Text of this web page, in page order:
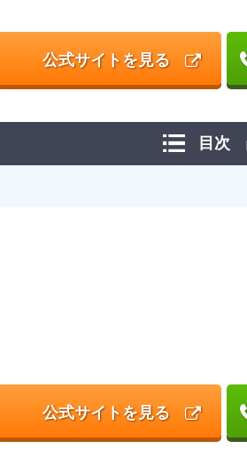
公式サイトを見る
目次
公式サイトを見る